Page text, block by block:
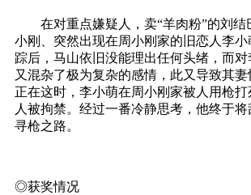
在对重点嫌疑人，卖“羊肉粉”的刘结
小刚、突然出现在周小刚家的旧恋人李
踪后，马山依旧没能理出任何头绪，而对
又混杂了极为复杂的感情，此又导致其妻
正在这时，李小萌在周小刚家被人用枪
人被拘禁。经过一番冷静思考，他终于
寻枪之路。
◎获奖情况